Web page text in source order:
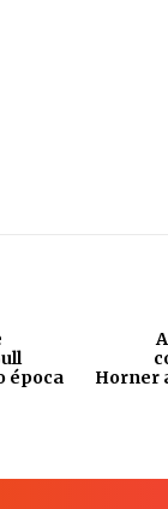
época
Horner